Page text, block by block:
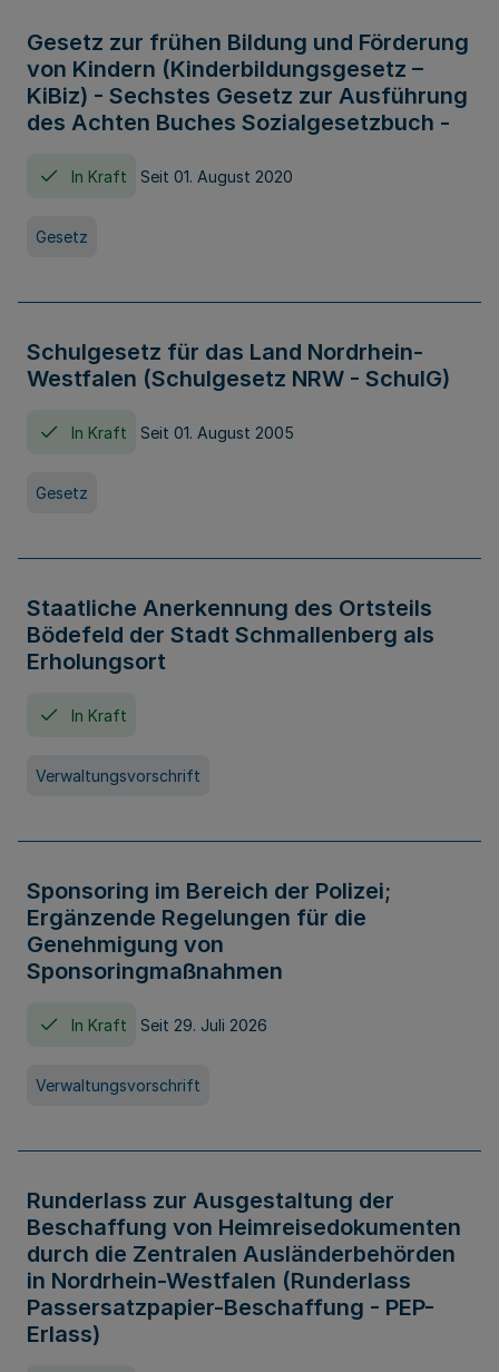
Gesetz zur frühen Bildung und Förderung
von Kindern (Kinderbildungsgesetz –
KiBiz) - Sechstes Gesetz zur Ausführung
des Achten Buches Sozialgesetzbuch -
In Kraft Seit 01. August 2020
Gesetz
Schulgesetz für das Land Nordrhein-
Westfalen (Schulgesetz NRW - SchulG)
In Kraft Seit 01. August 2005
Gesetz
Staatliche Anerkennung des Ortsteils
Bödefeld der Stadt Schmallenberg als
Erholungsort
In Kraft
Verwaltungsvorschrift
Sponsoring im Bereich der Polizei;
Ergänzende Regelungen für die
Genehmigung von
Sponsoringmaßnahmen
In Kraft Seit 29. Juli 2026
Verwaltungsvorschrift
Runderlass zur Ausgestaltung der
Beschaffung von Heimreisedokumenten
durch die Zentralen Ausländerbehörden
in Nordrhein-Westfalen (Runderlass
Passersatzpapier-Beschaffung - PEP-
Erlass)